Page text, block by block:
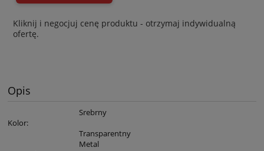
Kliknij i negocjuj cenę produktu - otrzymaj indywidualną
ofertę.
Opis
Kolor:
Srebrny
Transparentny
Metal